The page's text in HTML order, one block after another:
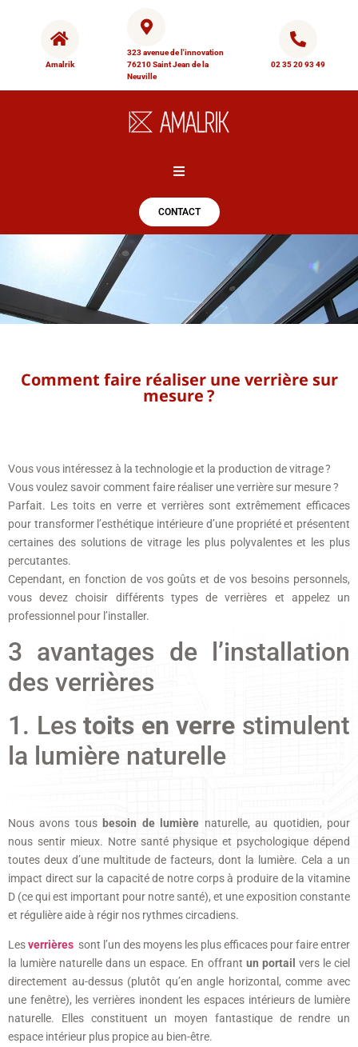
Amalrik
323 avenue de l'innovation
76210 Saint Jean de la
Neuville
02 35 20 93 49
Hamburger Toggle Menu
CONTACT
Comment faire réaliser une verrière sur
mesure ?
Vous vous intéressez à la technologie et la production de vitrage ?
Vous voulez savoir comment faire réaliser une verrière sur mesure ?
Parfait. Les toits en verre et verrières sont extrêmement efficaces
pour transformer l’esthétique intérieure d’une propriété et présentent
certaines des solutions de vitrage les plus polyvalentes et les plus
percutantes.
Cependant, en fonction de vos goûts et de vos besoins personnels,
vous devez choisir différents types de verrières et appelez un
professionnel pour l’installer.
3 avantages de l’installation
des verrières
1. Lestoits en verre stimulent
la lumière naturelle
Nous avons tous besoin de lumière naturelle, au quotidien, pour
nous sentir mieux. Notre santé physique et psychologique dépend
toutes deux d’une multitude de facteurs, dont la lumière. Cela a un
impact direct sur la capacité de notre corps à produire de la vitamine
D (ce qui est important pour notre santé), et une exposition constante
et régulière aide à régir nos rythmes circadiens.
Lesverrières sont l’un des moyens les plus efficaces pour faire entrer
la lumière naturelle dans un espace. En offrant un portail vers le ciel
directement au-dessus (plutôt qu’en angle horizontal, comme avec
une fenêtre), les verrières inondent les espaces intérieurs de lumière
naturelle. Elles constituent un moyen fantastique de rendre un
espace intérieur plus propice au bien-être.